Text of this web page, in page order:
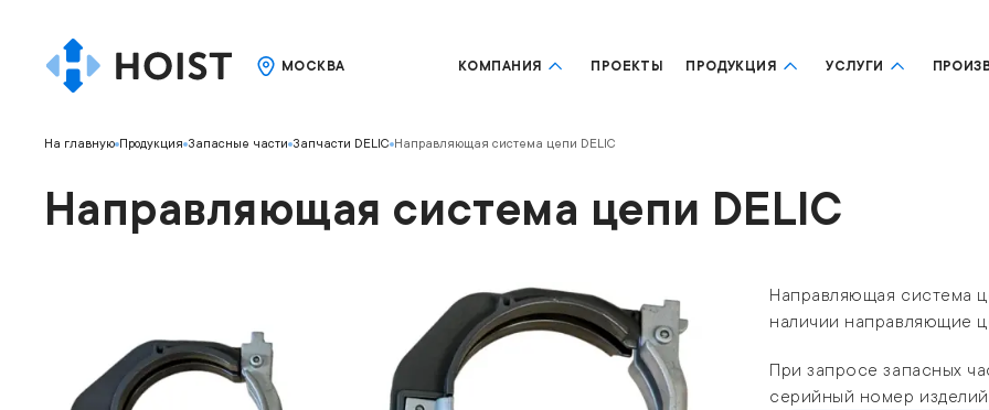
МОСКВА КОМПАНИЯ ПРОЕКТЫ ПРОДУКЦИЯ УСЛУГИ
На главную Продукция Запасные части Запчасти DELIC Направляющая система цепи DELIC
Направляющая система цепи DELIC
Направляющая система
наличии направляющие
При запросе запасных
серийный номер